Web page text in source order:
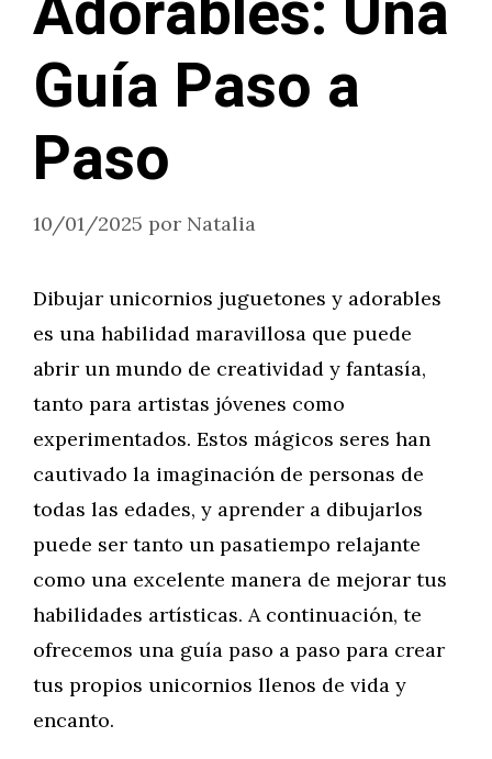
Guía Paso a
Paso
10/01/2025 por Natalia
Dibujar unicornios juguetones y adorables
es una habilidad maravillosa que puede
abrir un mundo de creatividad y fantasía,
tanto para artistas jóvenes como
experimentados. Estos mágicos seres han
cautivado la imaginación de personas de
todas las edades, y aprender a dibujarlos
puede ser tanto un pasatiempo relajante
como una excelente manera de mejorar tus
habilidades artísticas. A continuación, te
ofrecemos una guía paso a paso para crear
tus propios unicornios llenos de vida y
encanto.